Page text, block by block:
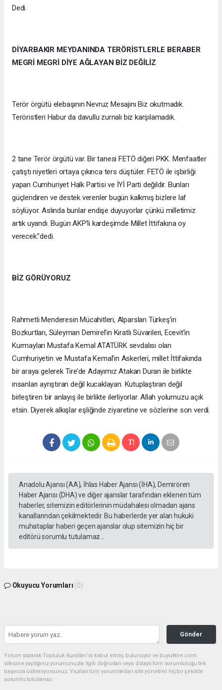
Dedi.
DİYARBAKIR MEYDANINDA TERÖRİSTLERLE BERABER
MEGRİ MEGRİ DİYE AĞLAYAN BİZ DEĞİLİZ
Terör örgütü elebaşının Nevruz Mesajını Biz okutmadık.
Teröristleri Habur da davullu zurnalı biz karşılamadık.
2 tane Terör örgütü var. Bir tanesi FETÖ diğeri PKK. Menfaatler
çatıştı niyetleri ortaya çıkınca ters düştüler. FETÖ ile işbirliği
yapan Cumhuriyet Halk Partisi ve İYİ Parti değildir. Bunları
güçlendiren ve destek verenler bugün kalkmış bizlere laf
söylüyor. Aslında bunlar endişe duyuyorlar çünkü milletimiz
artık uyandı. Bugün AKP’li kardeşimde Millet İttifakına oy
verecek.”dedi.
BİZ GÖRÜYORUZ
Rahmetli Menderesin Mücahitleri, Alparslan Türkeş’in
Bozkurtları, Süleyman Demirel’in Kıratlı Süvarileri, Ecevit’in
Kurmayları Mustafa Kemal ATATÜRK sevdalısı olan
Cumhuriyetin ve Mustafa Kemal’in Askerleri, millet İttifakında
bir araya gelerek Tire’de Adayımız Atakan Duran ile birlikte
insanları ayrıştıran değil kucaklayan. Kutuplaştıran değil
birleştiren bir anlayış ile birlikte ilerliyorlar. Allah yolumuzu açık
etsin. Diyerek alkışlar eşliğinde ziyaretine ve sözlerine son verdi.
Anadolu Ajansı (AA), İhlas Haber Ajansı (İHA), Demirören
Haber Ajansı (DHA) ve diğer ajanslar tarafından eklenen tüm
haberler, sitemizin editörlerinin müdahalesi olmadan ajans
kanallarından çekilmektedir. Bu haberlerde yer alan hukuki
muhataplar haberi geçen ajanslar olup sitemizin hiç bir
editörü sorumlu tutulamaz...
Okuyucu Yorumları (0)
Gönder
Yorum yazarak Topluluk Kuralları’nı kabul etmiş bulunuyor ve buyuktire.com
sitesine yaptığınız yorumunuzla ilgili doğrudan veya dolaylı tüm sorumluluğu tek
başınıza üstleniyorsunuz. Yazılan tüm yorumlardan site yönetimi hiçbir şekilde
sorumlu tutulamaz.